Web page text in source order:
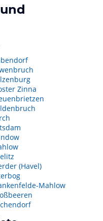
und
Zinna
(Havel)
Mahlow